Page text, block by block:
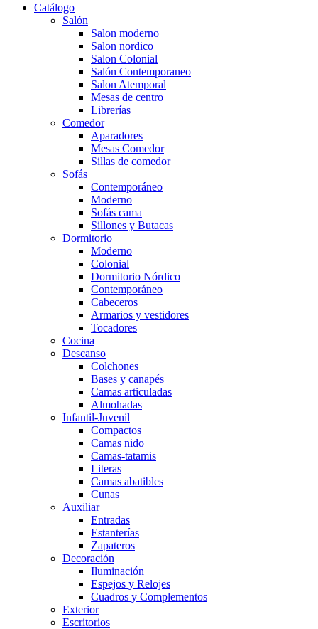
Catálogo
Salón
Salon moderno
Salon nordico
Salon Colonial
Salón Contemporaneo
Salon Atemporal
Mesas de centro
Librerías
Comedor
Aparadores
Mesas Comedor
Sillas de comedor
Sofás
Contemporáneo
Moderno
Sofás cama
Sillones y Butacas
Dormitorio
Moderno
Colonial
Dormitorio Nórdico
Contemporáneo
Cabeceros
Armarios y vestidores
Tocadores
Cocina
Descanso
Colchones
Bases y canapés
Camas articuladas
Almohadas
Infantil-Juvenil
Compactos
Camas nido
Camas-tatamis
Literas
Camas abatibles
Cunas
Auxiliar
Entradas
Estanterías
Zapateros
Decoración
Iluminación
Espejos y Relojes
Cuadros y Complementos
Exterior
Escritorios